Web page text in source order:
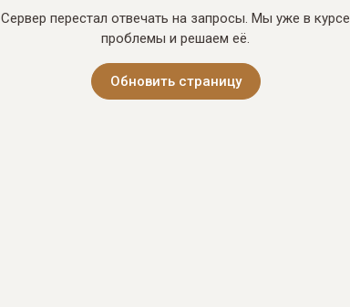
Сервер перестал отвечать на запросы. Мы уже в курсе
проблемы и решаем её.
Обновить страницу